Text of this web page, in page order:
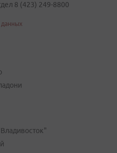
8 (423) 249-8800
данных